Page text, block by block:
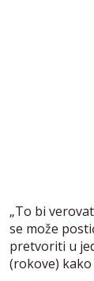
„To bi
se može
pretvoriti u
(rokove) kako